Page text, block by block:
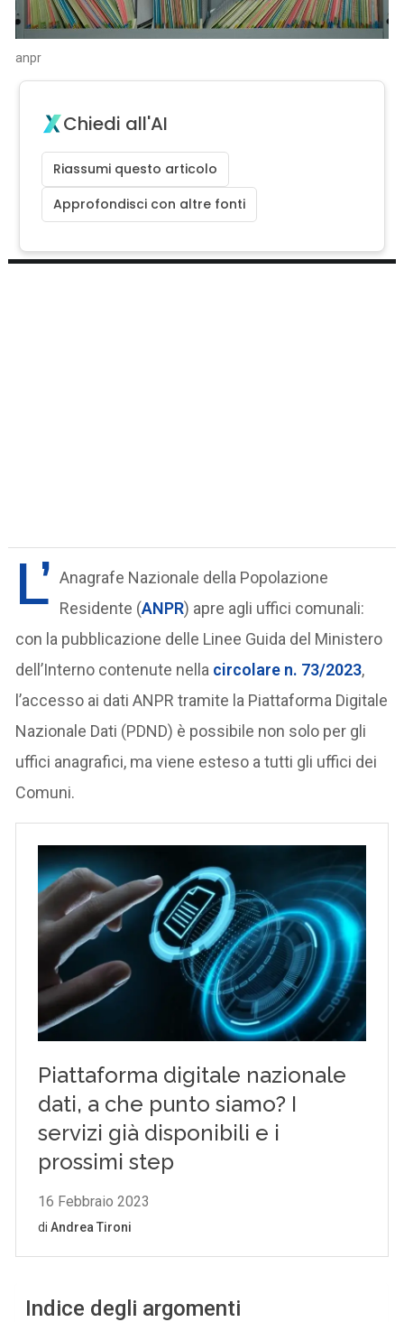
anpr
Chiedi all'AI
Riassumi questo articolo
Approfondisci con altre fonti
L’ Anagrafe Nazionale della Popolazione
Residente (ANPR) apre agli uffici comunali:
con la pubblicazione delle Linee Guida del Ministero
dell’Interno contenute nella circolare n. 73/2023,
l’accesso ai dati ANPR tramite la Piattaforma Digitale
Nazionale Dati (PDND) è possibile non solo per gli
uffici anagrafici, ma viene esteso a tutti gli uffici dei
Comuni.
Indice degli argomenti